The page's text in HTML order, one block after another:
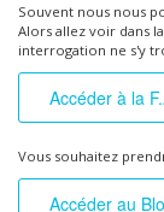
Souvent nous nous
Alors allez voir dans
interrogation ne s'y
Accéder à la
Vous souhaitez
Accéder au